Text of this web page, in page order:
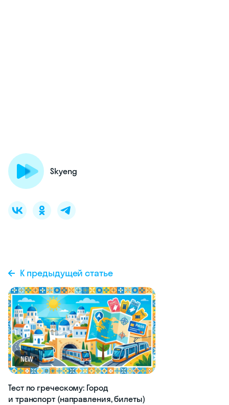
Skyeng
К предыдущей статье
NEW
Тест по греческому: Город
и транспорт (направления, билеты)